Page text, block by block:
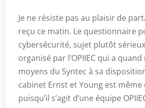
Je ne résiste pas au plaisir de
reçu ce matin. Le questionnaire
cybersécurité, sujet plutôt
organisé par l’OPIIEC qui a
moyens du Syntec à sa
cabinet Ernst et Young est même
puisqu’il s’agit d’une équipe